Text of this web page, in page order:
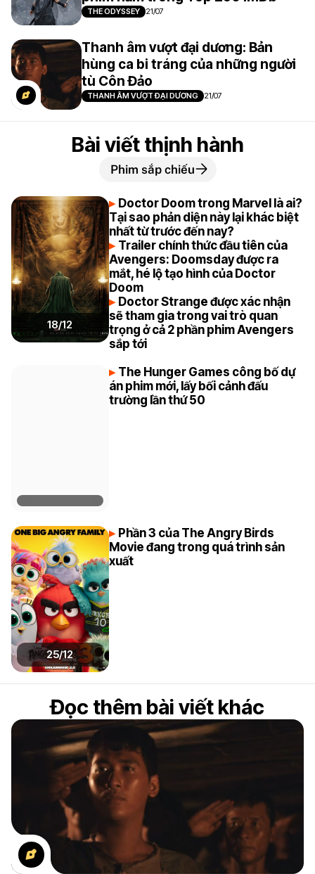
THE ODYSSEY 21/07
Thanh âm vượt đại dương: Bản
hùng ca bi tráng của những người
tù Côn Đảo
THANH ÂM VƯỢT ĐẠI DƯƠNG 21/07
Bài viết thịnh hành
Phim sắp chiếu
18/12
Doctor Doom trong Marvel là ai?
Tại sao phản diện này lại khác biệt
nhất từ trước đến nay?
Trailer chính thức đầu tiên của
Avengers: Doomsday được ra
mắt, hé lộ tạo hình của Doctor
Doom
Doctor Strange được xác nhận
sẽ tham gia trong vai trò quan
trọng ở cả 2 phần phim Avengers
sắp tới
The Hunger Games công bố dự
án phim mới, lấy bối cảnh đấu
trường lần thứ 50
25/12
Phần 3 của The Angry Birds
Movie đang trong quá trình sản
xuất
Đọc thêm bài viết khác